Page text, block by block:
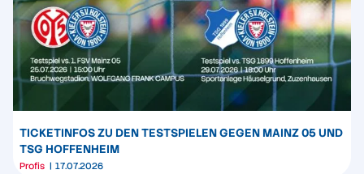
TICKETINFOS ZU DEN TESTSPIELEN GEGEN MAINZ 05 UND
TSG HOFFENHEIM
Profis 17.07.2026